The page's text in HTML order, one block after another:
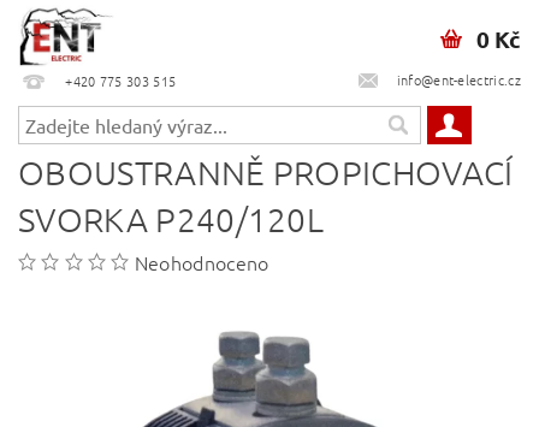
+420 775 303 515 info@ent-electric.cz
0 Kč
OBOUSTRANNĚ PROPICHOVACÍ
SVORKA P240/120L
Neohodnoceno